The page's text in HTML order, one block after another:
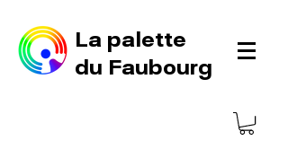
La palette
du Faubourg